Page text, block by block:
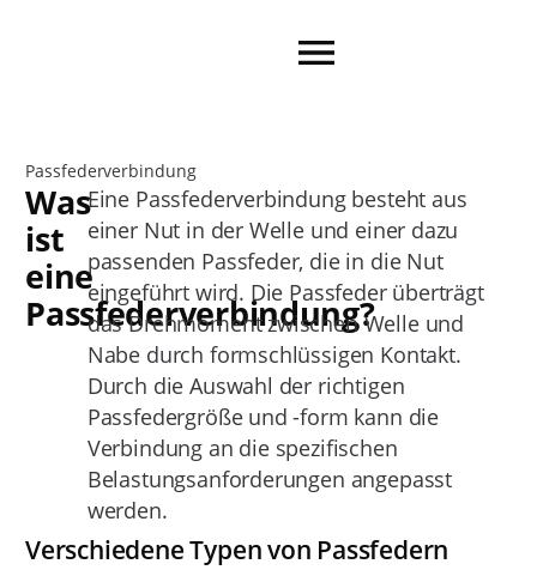
Passfederverbindung
Was
ist
eine
Passfederverbindung?
Eine Passfederverbindung besteht aus
einer Nut in der Welle und einer dazu
passenden Passfeder, die in die Nut
eingeführt wird. Die Passfeder überträgt
das Drehmoment zwischen Welle und
Nabe durch formschlüssigen Kontakt.
Durch die Auswahl der richtigen
Passfedergröße und -form kann die
Verbindung an die spezifischen
Belastungsanforderungen angepasst
werden.
Verschiedene Typen von Passfedern